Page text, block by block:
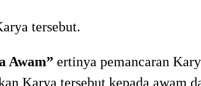
tersebut.
Awam” ertinya pemancaran
Karya tersebut kepada awam